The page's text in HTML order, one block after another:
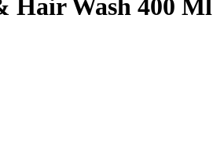
Hair Wash 400 Ml